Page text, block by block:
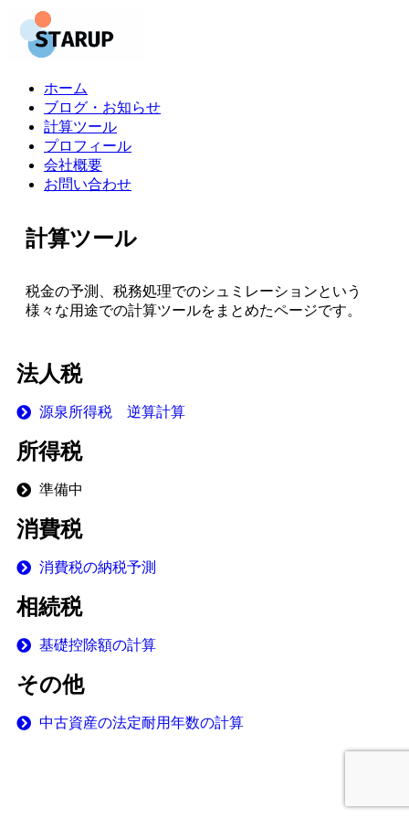
ホーム
ブログ・お知らせ
計算ツール
プロフィール
会社概要
お問い合わせ
計算ツール
税金の予測、税務処理でのシュミレーションという
様々な用途での計算ツールをまとめたページです。
法人税
源泉所得税 逆算計算
所得税
準備中
消費税
消費税の納税予測
相続税
基礎控除額の計算
その他
中古資産の法定耐用年数の計算